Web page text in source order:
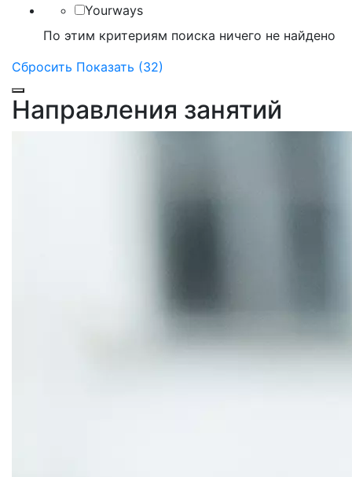
Yourways
По этим критериям поиска ничего не найдено
Сбросить Показать (32)
Направления занятий